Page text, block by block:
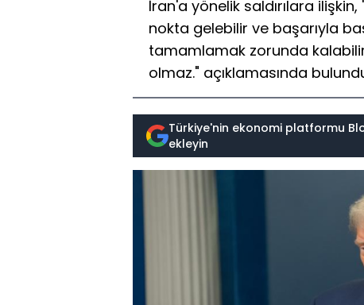
İran'a yönelik saldırılara
nokta gelebilir ve başarıyla
tamamlamak zorunda
olmaz." açıklamasında
Türkiye'nin ekonomi platformu
ekleyin